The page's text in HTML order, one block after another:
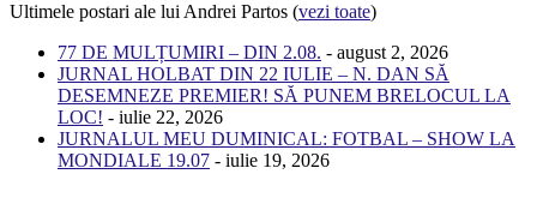
Ultimele postari ale lui Andrei Partos (vezi toate)
77 DE MULȚUMIRI – DIN 2.08. - august 2, 2026
JURNAL HOLBAT DIN 22 IULIE – N. DAN SĂ
DESEMNEZE PREMIER! SĂ PUNEM BRELOCUL LA
LOC! - iulie 22, 2026
JURNALUL MEU DUMINICAL: FOTBAL – SHOW LA
MONDIALE 19.07 - iulie 19, 2026